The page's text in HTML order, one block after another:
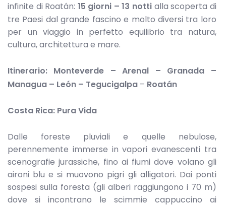
infinite di Roatán: 15 giorni – 13 notti alla scoperta di
tre Paesi dal grande fascino e molto diversi tra loro
per un viaggio in perfetto equilibrio tra natura,
cultura, architettura e mare.
Itinerario: Monteverde – Arenal – Granada –
Managua – León – Tegucigalpa – Roatán
Costa Rica: Pura Vida
Dalle foreste pluviali e quelle nebulose,
perennemente immerse in vapori evanescenti tra
scenografie jurassiche, fino ai fiumi dove volano gli
aironi blu e si muovono pigri gli alligatori. Dai ponti
sospesi sulla foresta (gli alberi raggiungono i 70 m)
dove si incontrano le scimmie cappuccino ai